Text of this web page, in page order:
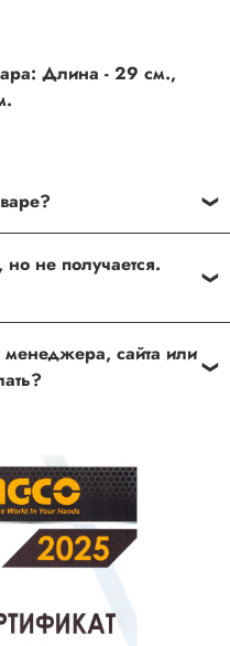
Длина - 29 см.,
оставить свой отзыв.
от одной до пяти
модерацию.
но не получается.
то свяжитесь с
05;
менеджера, сайта или
работе продавца
полезен другим